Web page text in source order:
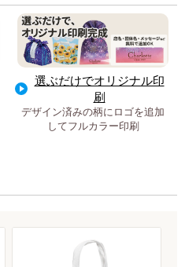
選ぶだけでオリジナル印
刷
デザイン済みの柄にロゴを追加
してフルカラー印刷